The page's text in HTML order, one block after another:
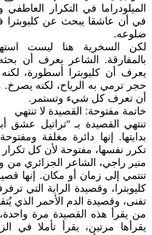
الميلودراما في التكرار
في أن عاشقا يبحث عن كليوبترا
ضلوعه.
لكن السخرية هنا ليست
بالمفارقة. الشاعر يعرف أن
يعرف أن كليوبترا أسطورة،
حجر ترمي به الرياح، لكنه يصرخ.
أن تعرف كل شيء وتستمر.
خاتمة مفتوحة: القصيدة لا تنتهي
تنتهي القصيدة بـ "تراتيل عشق
بدايتها. إنها دائرة مغلقة
تكرر نفسها، مفتوحة لأن كل
منير راجي، الشاعر الجزائري من
تنتمي إلى زمان أو مكان. إنها
كليوبترا، وقصيدة الراية التي
تفنى، وقصيدة الدم الأحمر الذي
من يقرأ هذه القصيدة مرة
يقرأها مرتين، يقرأ تأملا في